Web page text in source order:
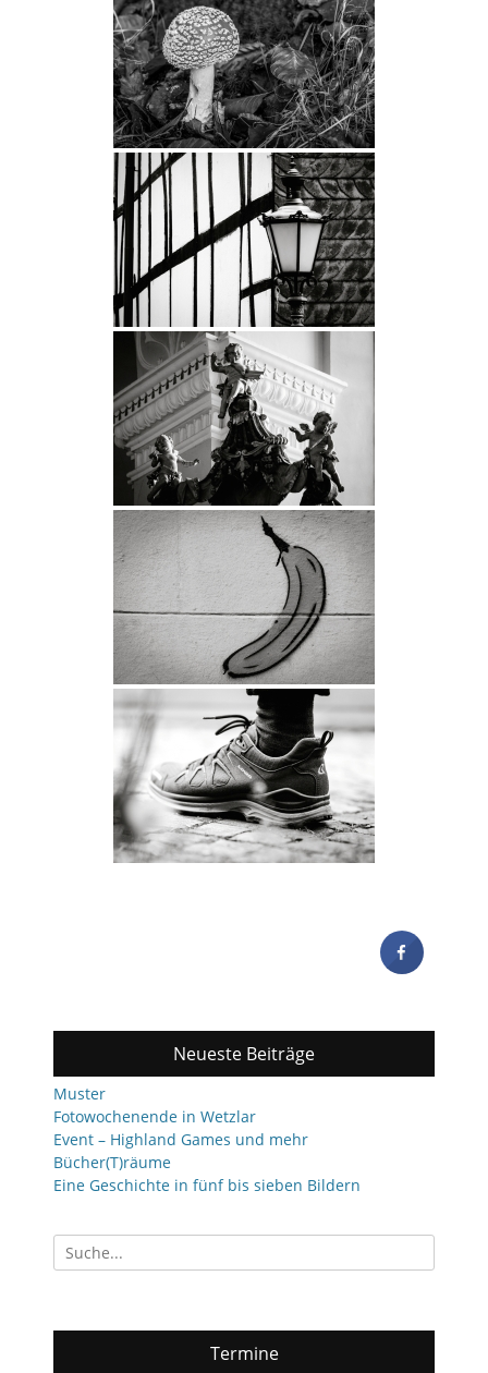
Neueste Beiträge
Muster
Fotowochenende in Wetzlar
Event – Highland Games und mehr
Bücher(T)räume
Eine Geschichte in fünf bis sieben Bildern
Suchen
nach:
Termine